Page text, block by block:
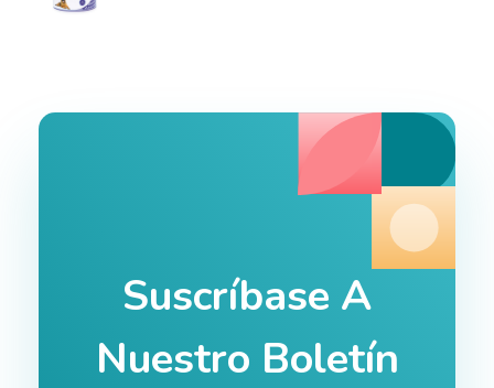
Suscríbase A
Nuestro Boletín